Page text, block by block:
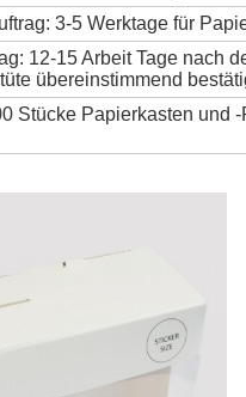
3-5 Werktage für
12-15 Arbeit Tage nach
übereinstimmend
Stücke Papierkasten und